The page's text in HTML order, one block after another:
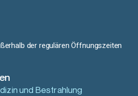
der regulären Öffnungszeiten
und Bestrahlung